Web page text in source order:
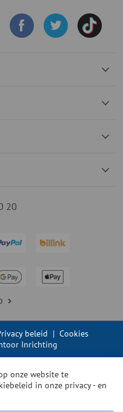
20
beleid | Cookies
Inrichting
onze website te
in onze privacy - en